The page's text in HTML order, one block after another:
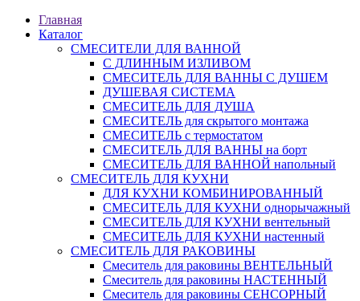
Главная
Каталог
СМЕСИТЕЛИ ДЛЯ ВАННОЙ
С ДЛИННЫМ ИЗЛИВОМ
СМЕСИТЕЛЬ ДЛЯ ВАННЫ С ДУШЕМ
ДУШЕВАЯ СИСТЕМА
СМЕСИТЕЛЬ ДЛЯ ДУША
СМЕСИТЕЛЬ для скрытого монтажа
СМЕСИТЕЛЬ с термостатом
СМЕСИТЕЛЬ ДЛЯ ВАННЫ на борт
СМЕСИТЕЛЬ ДЛЯ ВАННОЙ напольный
СМЕСИТЕЛЬ ДЛЯ КУХНИ
ДЛЯ КУХНИ КОМБИНИРОВАННЫЙ
СМЕСИТЕЛЬ ДЛЯ КУХНИ однорычажный
СМЕСИТЕЛЬ ДЛЯ КУХНИ вентельный
СМЕСИТЕЛЬ ДЛЯ КУХНИ настенный
СМЕСИТЕЛЬ ДЛЯ РАКОВИНЫ
Смеситель для раковины ВЕНТЕЛЬНЫЙ
Смеситель для раковины НАСТЕННЫЙ
Смеситель для раковины СЕНСОРНЫЙ